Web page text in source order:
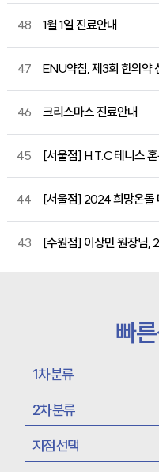
48 1월 1일 진료안내
47
46 크리스마스 진료안내
45
44
43
빠